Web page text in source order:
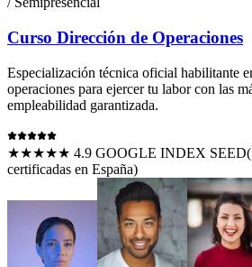
Curso Dirección de Operaciones
Especialización técnica oficial habilitante
operaciones para ejercer tu labor con las
empleabilidad garantizada.
★★★★★ 4.9 GOOGLE INDEX SEED(
certificadas en España)